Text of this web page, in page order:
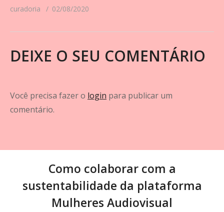
curadoria 02/08/2020
DEIXE O SEU COMENTÁRIO
Você precisa fazer o login para publicar um
comentário.
Como colaborar com a
sustentabilidade da plataforma
Mulheres Audiovisual